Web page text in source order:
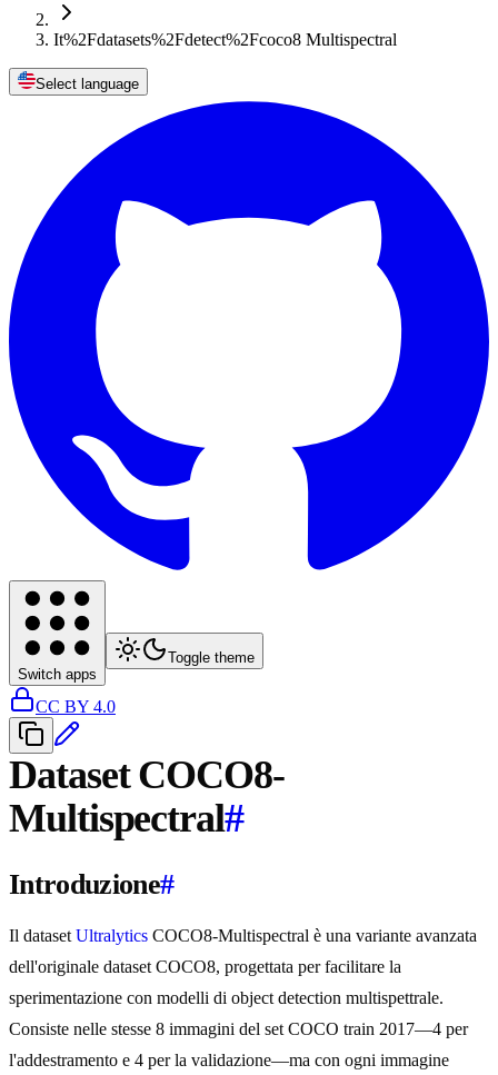
It%2Fdatasets%2Fdetect%2Fcoco8 Multispectral
Select language
Switch apps
Toggle theme
CC BY 4.0
Dataset COCO8-
Multispectral#
Introduzione#
Il dataset Ultralytics COCO8-Multispectral è una variante avanzata
dell'originale dataset COCO8, progettata per facilitare la
sperimentazione con modelli di object detection multispettrale.
Consiste nelle stesse 8 immagini del set COCO train 2017—4 per
l'addestramento e 4 per la validazione—ma con ogni immagine